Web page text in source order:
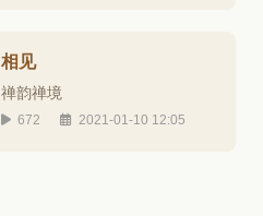
相见
禅韵禅境
672 2021-01-10 12:05